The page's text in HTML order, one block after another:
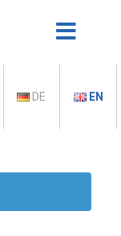
DE EN